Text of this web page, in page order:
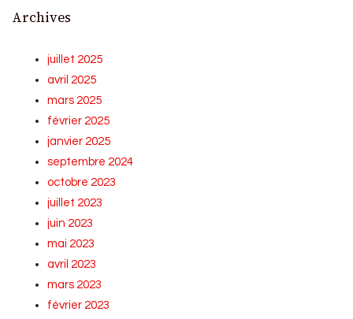
Archives
juillet 2025
avril 2025
mars 2025
février 2025
janvier 2025
septembre 2024
octobre 2023
juillet 2023
juin 2023
mai 2023
avril 2023
mars 2023
février 2023